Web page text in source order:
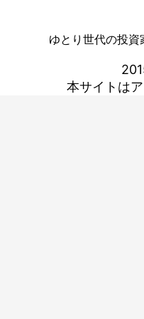
ゆとり世代の投資
本サイトは